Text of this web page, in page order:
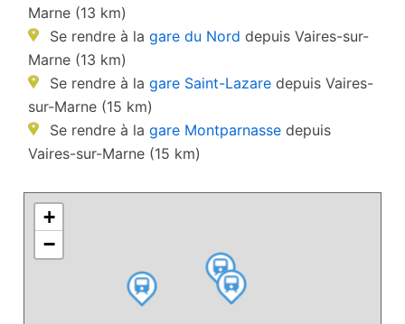
Marne (13 km)
Se rendre à la gare du Nord depuis Vaires-sur-
Marne (13 km)
Se rendre à la gare Saint-Lazare depuis Vaires-
sur-Marne (15 km)
Se rendre à la gare Montparnasse depuis
Vaires-sur-Marne (15 km)
+
−